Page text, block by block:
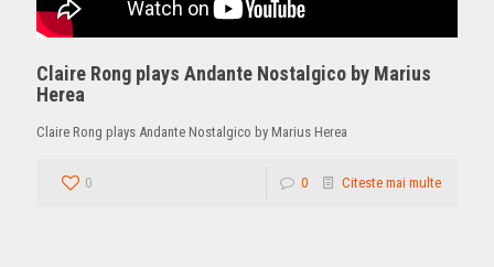
Claire Rong plays Andante Nostalgico by Marius
Herea
Claire Rong plays Andante Nostalgico by Marius Herea
0 0 Citeste mai multe